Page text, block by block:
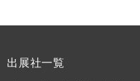
出展社一覧